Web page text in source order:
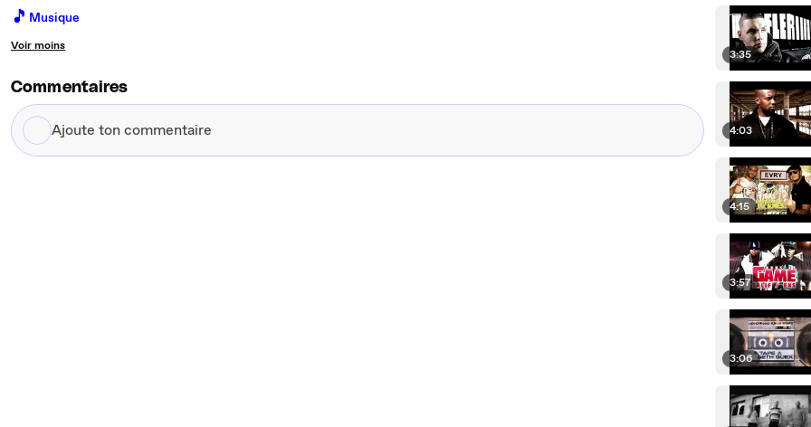
🎵 Musique
Voir moins
Commentaires
Ajoute
ton
3:35
4:03
4:15
3:57
3:06